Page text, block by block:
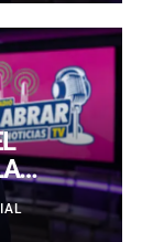
AL